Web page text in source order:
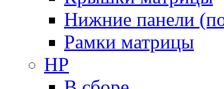
Нижние панели
Рамки матрицы
HP